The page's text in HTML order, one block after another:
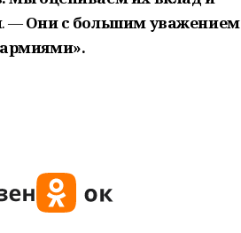
—Они с большим уважением